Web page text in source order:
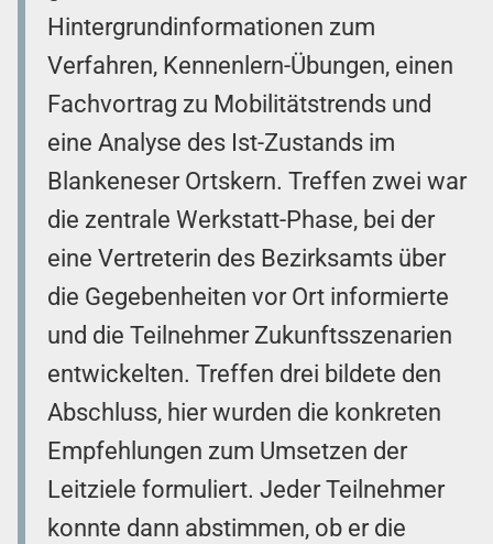
Hintergrundinformationen zum
Verfahren, Kennenlern-Übungen, einen
Fachvortrag zu Mobilitätstrends und
eine Analyse des Ist-Zustands im
Blankeneser Ortskern. Treffen zwei war
die zentrale Werkstatt-Phase, bei der
eine Vertreterin des Bezirksamts über
die Gegebenheiten vor Ort informierte
und die Teilnehmer Zukunftsszenarien
entwickelten. Treffen drei bildete den
Abschluss, hier wurden die konkreten
Empfehlungen zum Umsetzen der
Leitziele formuliert. Jeder Teilnehmer
konnte dann abstimmen, ob er die